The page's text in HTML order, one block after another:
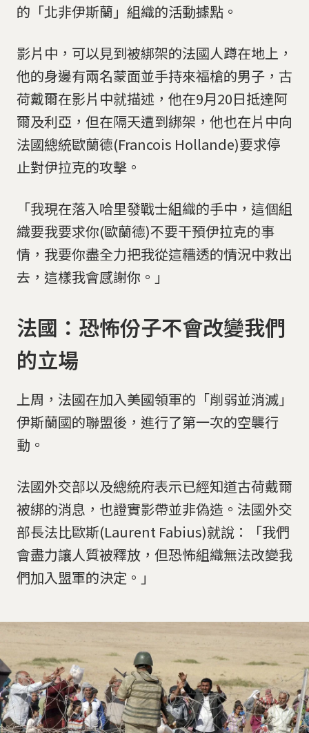
的「北非伊斯蘭」組織的活動據點。
影片中，可以見到被綁架的法國人蹲在地上，
他的身邊有兩名蒙面並手持來福槍的男子，古
荷戴爾在影片中就描述，他在9月20日抵達阿
爾及利亞，但在隔天遭到綁架，他也在片中向
法國總統歐蘭德(Francois Hollande)要求停
止對伊拉克的攻擊。
「我現在落入哈里發戰士組織的手中，這個組
織要我要求你(歐蘭德)不要干預伊拉克的事
情，我要你盡全力把我從這糟透的情況中救出
去，這樣我會感謝你。」
法國：恐怖份子不會改變我們
的立場
上周，法國在加入美國領軍的「削弱並消滅」
伊斯蘭國的聯盟後，進行了第一次的空襲行
動。
法國外交部以及總統府表示已經知道古荷戴爾
被綁的消息，也證實影帶並非偽造。法國外交
部長法比歐斯(Laurent Fabius)就說：「我們
會盡力讓人質被釋放，但恐怖組織無法改變我
們加入盟軍的決定。」